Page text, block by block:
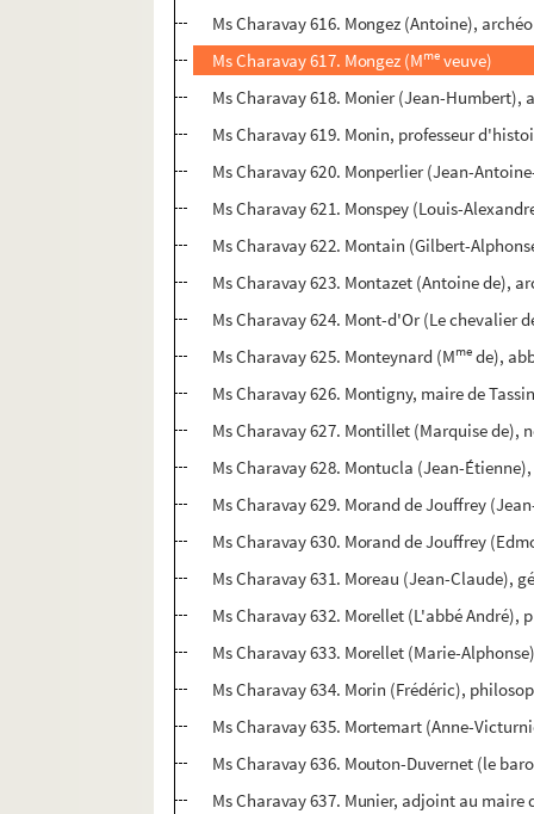
Ms Charavay 616. Mongez (Antoine),
Ms Charavay 617. Mongez (Mme veuve)
Ms Charavay 618. Monier (Jean-Humbert),
Ms Charavay 619. Monin, professeur
Ms Charavay 620. Monperlier (Jean-
Ms Charavay 621. Monspey (Louis-
Ms Charavay 622. Montain (Gilbert-
Ms Charavay 623. Montazet (Antoine de),
Ms Charavay 624. Mont-d'Or (Le chevalier
Ms Charavay 625. Monteynard (Mme de),
Ms Charavay 626. Montigny, maire de
Ms Charavay 627. Montillet (Marquise de),
Ms Charavay 628. Montucla (Jean-
Ms Charavay 629. Morand de Jouffrey
Ms Charavay 630. Morand de Jouffrey
Ms Charavay 631. Moreau (Jean-Claude),
Ms Charavay 632. Morellet (L'abbé
Ms Charavay 633. Morellet (Marie-
Ms Charavay 634. Morin (Frédéric),
Ms Charavay 635. Mortemart (Anne-
Ms Charavay 636. Mouton-Duvernet (le
Ms Charavay 637. Munier, adjoint au maire